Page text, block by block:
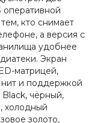
оперативной
кто снимает
а версия с
удобнее
Экран
матрицей,
нит и поддержкой
Black, чёрный,
холодный
золото,